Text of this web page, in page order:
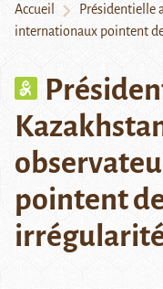
Accueil
Présidentielle
internationaux pointent
pointent